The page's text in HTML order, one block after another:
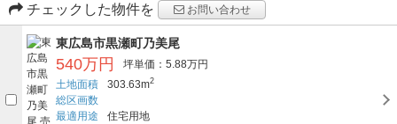
チェックした物件を
お問い合わせ
東広島市黒瀬町乃美尾
540万円
坪単価：5.88万円
土地面積
303.63m2
総区画数
最適用途
住宅用地